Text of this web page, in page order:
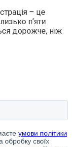
– це
п’яти
дорожче, ніж